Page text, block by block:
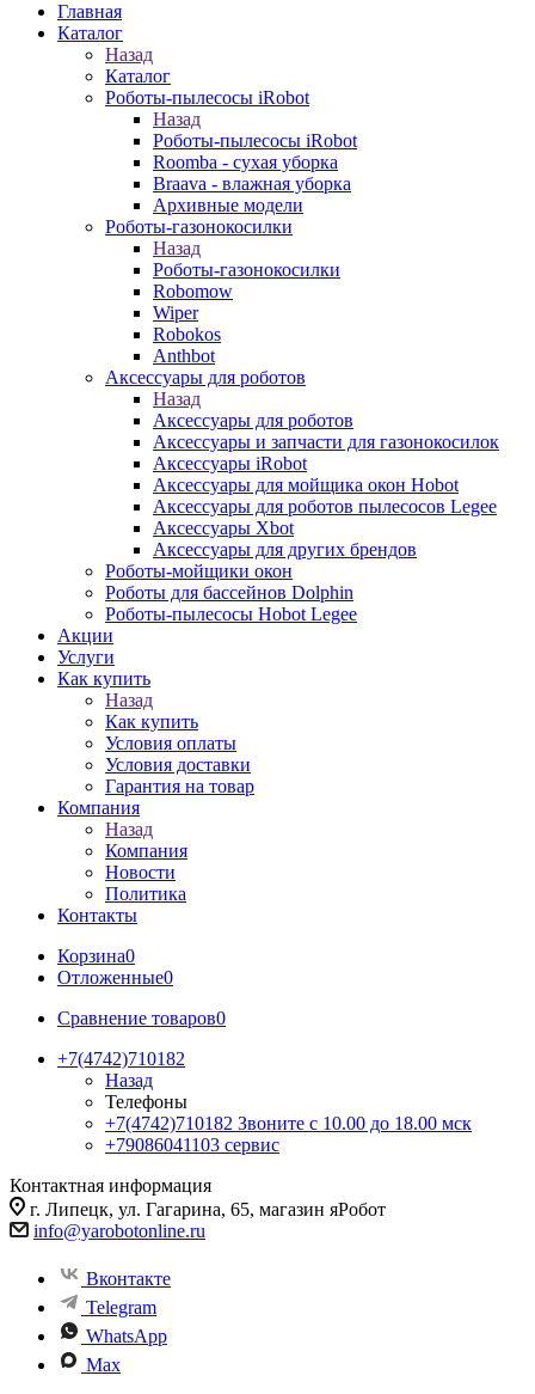
Главная
Каталог
Назад
Каталог
Роботы-пылесосы iRobot
Назад
Роботы-пылесосы iRobot
Roomba - сухая уборка
Braava - влажная уборка
Архивные модели
Роботы-газонокосилки
Назад
Роботы-газонокосилки
Robomow
Wiper
Robokos
Anthbot
Аксессуары для роботов
Назад
Аксессуары для роботов
Аксессуары и запчасти для газонокосилок
Аксессуары iRobot
Аксессуары для мойщика окон Hobot
Аксессуары для роботов пылесосов Legee
Аксессуары Xbot
Аксессуары для других брендов
Роботы-мойщики окон
Роботы для бассейнов Dolphin
Роботы-пылесосы Hobot Legee
Акции
Услуги
Как купить
Назад
Как купить
Условия оплаты
Условия доставки
Гарантия на товар
Компания
Назад
Компания
Новости
Политика
Контакты
Корзина0
Отложенные0
Сравнение товаров0
+7(4742)710182
Назад
Телефоны
+7(4742)710182 Звоните с 10.00 до 18.00 мск
+79086041103 сервис
Контактная информация
г. Липецк, ул. Гагарина, 65, магазин яРобот
info@yarobotonline.ru
Вконтакте
Telegram
WhatsApp
Max